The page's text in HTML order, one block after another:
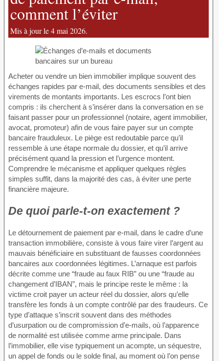
comment l’éviter
Mis à jour le 4 mai 2026.
Acheter ou vendre un bien immobilier implique souvent des
échanges rapides par e-mail, des documents sensibles et des
virements de montants importants. Les escrocs l’ont bien
compris : ils cherchent à s’insérer dans la conversation en se
faisant passer pour un professionnel (notaire, agent immobilier,
avocat, promoteur) afin de vous faire payer sur un compte
bancaire frauduleux. Le piège est redoutable parce qu’il
ressemble à une étape normale du dossier, et qu’il arrive
précisément quand la pression et l’urgence montent.
Comprendre le mécanisme et appliquer quelques règles
simples suffit, dans la majorité des cas, à éviter une perte
financière majeure.
De quoi parle-t-on exactement ?
Le détournement de paiement par e-mail, dans le cadre d’une
transaction immobilière, consiste à vous faire virer l’argent au
mauvais bénéficiaire en substituant de fausses coordonnées
bancaires aux coordonnées légitimes. L’arnaque est parfois
décrite comme une “fraude au faux RIB” ou une “fraude au
changement d’IBAN”, mais le principe reste le même : la
victime croit payer un acteur réel du dossier, alors qu’elle
transfère les fonds à un compte contrôlé par des fraudeurs. Ce
type d’attaque s’inscrit souvent dans des méthodes
d’usurpation ou de compromission d’e-mails, où l’apparence
de normalité est utilisée comme arme principale. Dans
l’immobilier, elle vise typiquement un acompte, un séquestre,
un appel de fonds ou le solde final, au moment où l’on pense